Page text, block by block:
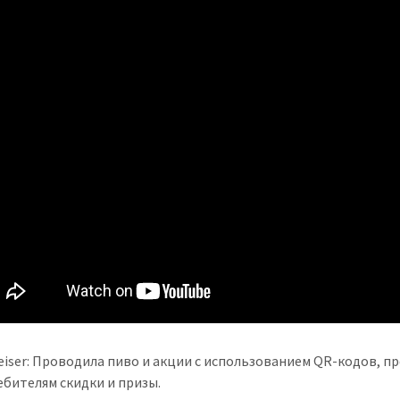
Проводила пиво и акции с использованием QR-кодов,
скидки и призы.